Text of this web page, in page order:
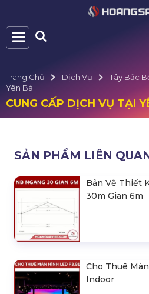
Trang Chủ Dịch Vụ Tây Bắc
Yên Bái
CUNG CẤP DỊCH VỤ TẠI
SẢN PHẨM LIÊN
Bản Vẽ Thiết
30m Gian 6m
Cho Thuê
Indoor